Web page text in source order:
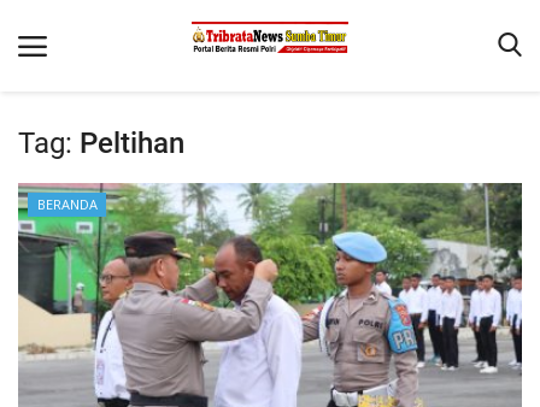
Terms & Conditions
Reskrim
Binkam
Giat Ops
Polisi Kita
Tag: Peltihan
BERANDA